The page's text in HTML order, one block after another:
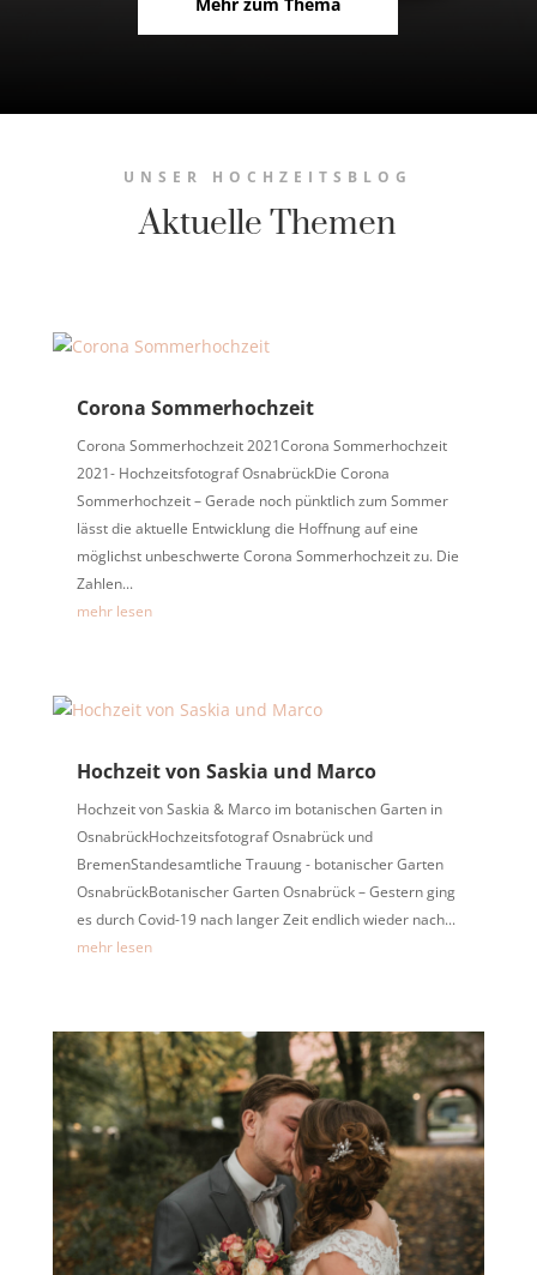
UNSER HOCHZEITSBLOG
Aktuelle Themen
Corona Sommerhochzeit
Corona Sommerhochzeit 2021Corona Sommerhochzeit
2021- Hochzeitsfotograf OsnabrückDie Corona
Sommerhochzeit – Gerade noch pünktlich zum Sommer
lässt die aktuelle Entwicklung die Hoffnung auf eine
möglichst unbeschwerte Corona Sommerhochzeit zu. Die
Zahlen...
mehr lesen
Hochzeit von Saskia und Marco
Hochzeit von Saskia & Marco im botanischen Garten in
OsnabrückHochzeitsfotograf Osnabrück und
BremenStandesamtliche Trauung - botanischer Garten
OsnabrückBotanischer Garten Osnabrück – Gestern ging
es durch Covid-19 nach langer Zeit endlich wieder nach...
mehr lesen